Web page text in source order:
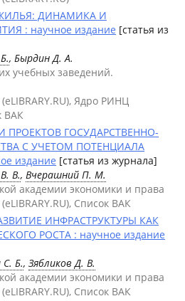
ДИНАМИКА И
: научное издание [статья из
, Бырдин Д. А.
учебных заведений.
Ядро РИНЦ
ВАК
ПРОЕКТОВ ГОСУДАРСТВЕННО-
С УЧЕТОМ ПОТЕНЦИАЛА
издание [статья из журнала]
В., Вчерашний П. М.
академии экономики и права
Список ВАК
ИНФРАСТРУКТУРЫ КАК
РОСТА : научное издание
С. Б., Зябликов Д. В.
академии экономики и права
Список ВАК